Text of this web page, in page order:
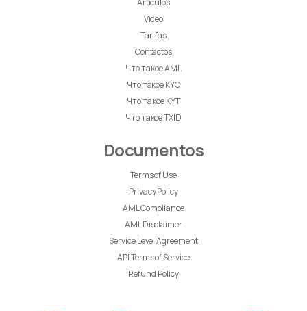
Video
Tarifas
Contactos
Что такое AML
Что такое KYC
Что такое KYT
Что такое TXID
Documentos
Terms of Use
Privacy Policy
AML Compliance
AML Disclaimer
Service Level Agreement
API Terms of Service
Refund Policy